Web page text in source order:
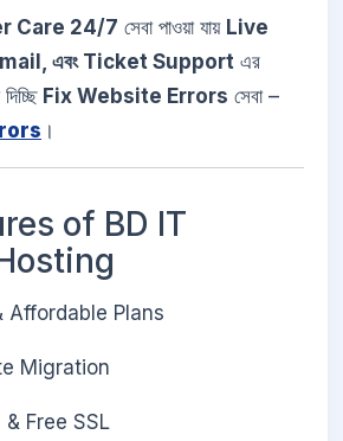
Care 24/7 সেবা পাওয়া যায় Live
এবং Ticket Support এর
Fix Website Errors সেবা –
।
of BD IT
Affordable Plans
Migration
Free SSL